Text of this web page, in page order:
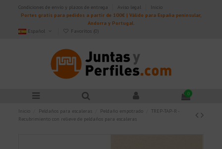
Condiciones de envío y plazos de entrega Aviso legal
Inicio
Portes gratis para pedidos a partir de 100€ | Válido para España peninsular,
Andorra y Portugal.
Español
Favoritos (0)
0
Inicio Peldaños para escaleras Peldaño empotrado
TREP-TAP-R -
Recubrimiento con relieve de peldaños para escaleras